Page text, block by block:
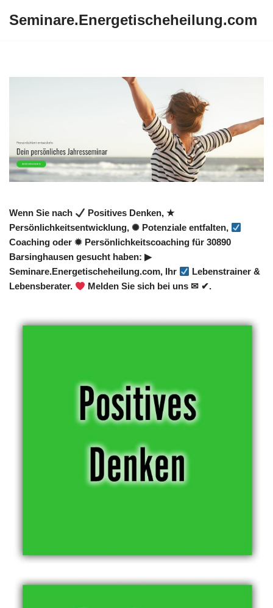
Seminare.Energetischeheilung.com
Wenn Sie nach
Positives Denken, ★
Persönlichkeitsentwicklung, ✺ Potenziale entfalten,
Coaching oder ✹ Persönlichkeitscoaching für 30890
Barsinghausen gesucht haben: ▶︎
Seminare.Energetischeheilung.com, Ihr
Lebenstrainer &
Lebensberater.
Melden Sie sich bei uns ✉ ✔.